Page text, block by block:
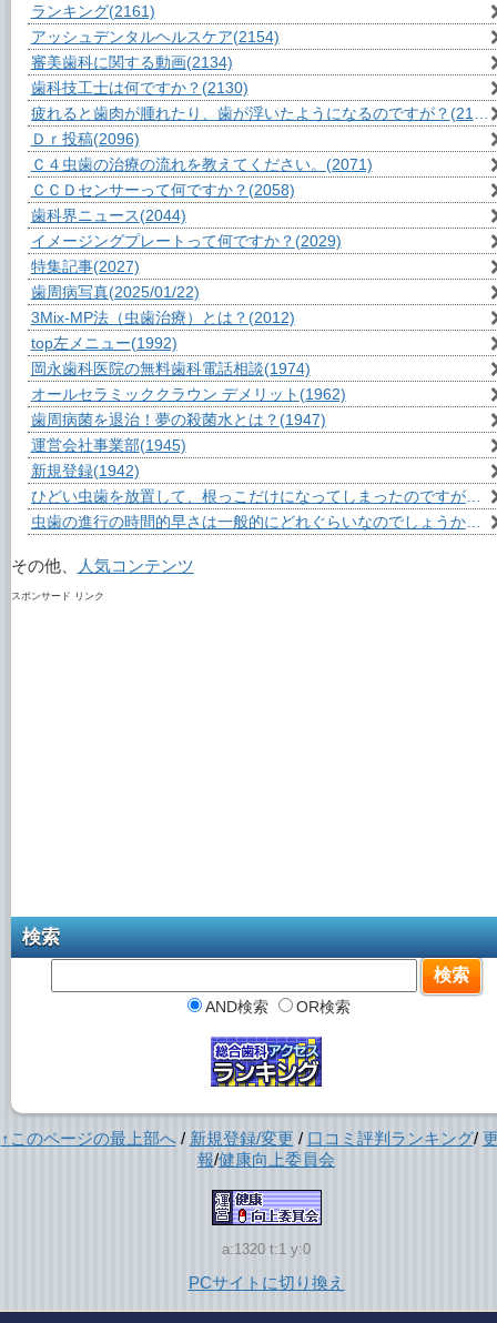
ランキング(2161)
アッシュデンタルヘルスケア(2154)
審美歯科に関する動画(2134)
歯科技工士は何ですか？ (2130)
疲れると歯肉が腫れたり、歯が浮いたようになるのですが？ (2111)
Ｄｒ投稿(2096)
Ｃ４虫歯の治療の流れを教えてください。 (2071)
ＣＣＤセンサーって何ですか？ (2058)
歯科界ニュース(2044)
イメージングプレートって何ですか？ (2029)
特集記事(2027)
歯周病写真(2025/01/22)
3Mix-MP法（虫歯治療）とは？ (2012)
top左メニュー(1992)
岡永歯科医院の無料歯科電話相談(1974)
オールセラミッククラウン デメリット (1962)
歯周病菌を退治！夢の殺菌水とは？ (1947)
運営会社事業部(1945)
新規登録(1942)
ひどい虫歯を放置して、根っこだけになってしまったのですが？
虫歯の進行の時間的早さは一般的にどれぐらいなのでしょうか？
その他、 人気コンテンツ
スポンサード リンク
検索
AND検索 OR検索
↑このページの最上部へ/ 新規登録/変更 / 口コミ評判ランキング/
報/健康向上委員会
a:1320 t:1 y:0
PCサイトに切り換え